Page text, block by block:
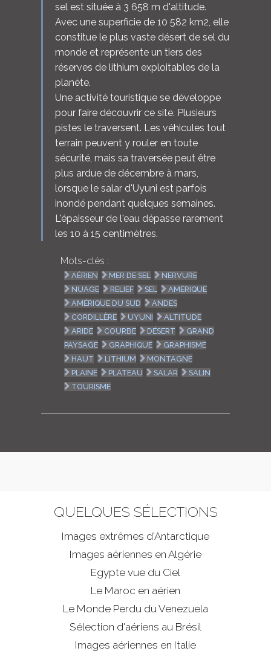
sel est située à 3 658 m d'altitude.
Avec une superficie de 10 582 km2, elle
constitue le plus vaste désert de sel du
monde et représente un tiers des
réserves de lithium exploitables de la
planète.
Une activité touristique se développe
pour faire découvrir ce site. Plusieurs
pistes le traversent. Les véhicules tout
terrain peuvent y rouler en toute
sécurité, mais sa traversée peut être
plus ardue de décembre à mars,
lorsque le salar d'Uyuni est parfois
inondé pendant quelques semaines.
L'épaisseur de l'eau dépasse rarement
les 10 à 15 centimètres.
Mots-clés :
AÉRIEN MER DE SEL
NERVURE
NUAGE
RELIEF SEL
AMÉRIQUE
AMÉRIQUE DU SUD
ANDES
CORDILLÈRE
UYUNI
ALTITUDE
ARIDE
COURBE DÉSERT
GRAND
PAYSAGE
GRAPHIQUE
GRAPHISME
HAUT
LITHIUM
MONTAGNE
PLAINE
PLATEAU SALAR
SALIN
TOURISME
QUELQUES SÉLECTIONS
Images extrêmes d'Antarctique
Images aériennes en Algérie
Egypte vue du Ciel
Le Maroc en aérien
Le Monde Perdu du Venezuela
Sélection d'aériens au Brésil
Images aériennes en Italie